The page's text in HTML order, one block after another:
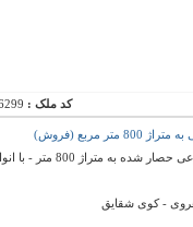
کد ملک :
مربع (فروش)
فروش یک قطعه
هروی - کوی شقایق